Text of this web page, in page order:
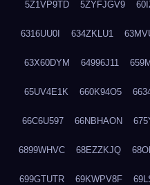
5Z1VP9TD 5ZYFJGV9
6316UU0I 634ZKLU1
63X60DYM 64996J11
65UV4E1K 660K94O5
66C6U597 66NBHAON
6899WHVC 68EZZKJQ
699GTUTR 69KWPV8F